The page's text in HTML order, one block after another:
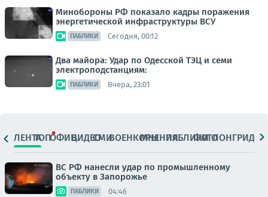
Минобороны РФ показало кадры поражения
энергетической инфраструктуры ВСУ
ПАБЛИКИ Сегодня, 00:12
Два майора: Удар по Одесской ТЭЦ и семи
электроподстанциям:
ПАБЛИКИ Вчера, 23:01
ЛЕНТАТОПОФИЦ.ВИДЕОСМИВОЕНКОРЫМНЕНИЯПАБЛИКИ
ФОТОЛОНГРИДЫ
ВС РФ нанесли удар по промышленному
объекту в Запорожье
ПАБЛИКИ 04:46